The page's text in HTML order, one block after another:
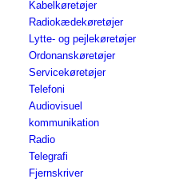
Kabelkøretøjer
Radiokædekøretøjer
Lytte- og pejlekøretøjer
Ordonanskøretøjer
Servicekøretøjer
Telefoni
Audiovisuel
kommunikation
Radio
Telegrafi
Fjernskriver